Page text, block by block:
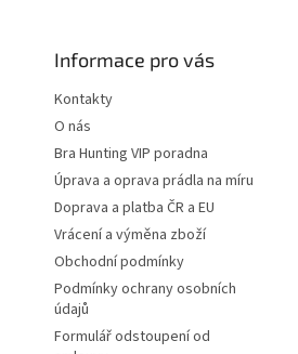
Informace pro vás
Kontakty
O nás
Bra Hunting VIP poradna
Úprava a oprava prádla na míru
Doprava a platba ČR a EU
Vrácení a výměna zboží
Obchodní podmínky
Podmínky ochrany osobních
údajů
Formulář odstoupení od